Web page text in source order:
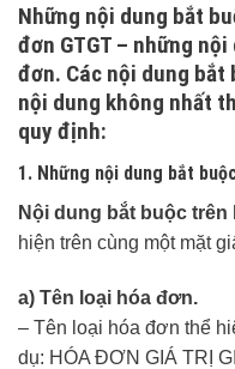
Những nội dung bắt
đơn GTGT – những
đơn. Các nội dung bắt
nội dung không nhất
quy định:
1. Những nội dung bắt
Nội dung bắt buộc
hiện trên cùng một mặt
a) Tên loại hóa đơn.
– Tên loại hóa đơn thể
dụ: HÓA ĐƠN GIÁ TRỊ